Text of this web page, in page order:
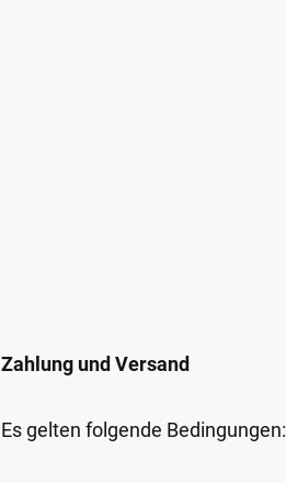
Zahlung und Versand
Es gelten folgende Bedingungen: